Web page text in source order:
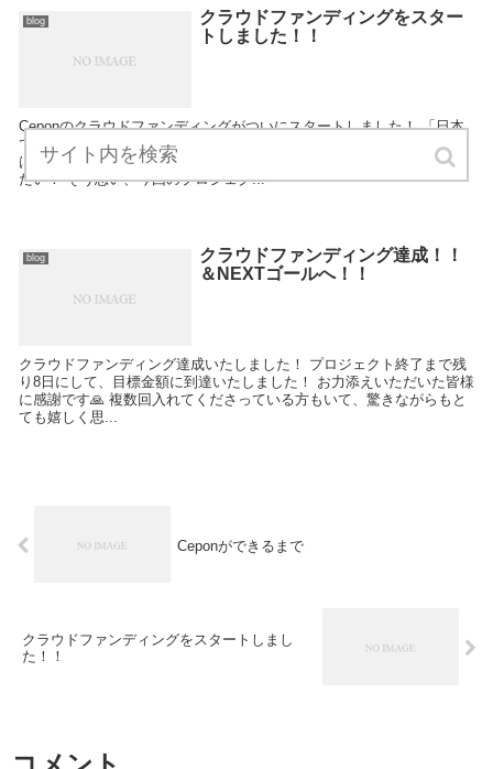
blog
クラウドファンディングをスター
トしました！！
Ceponのクラウドファンディングがついにスタートしました！ 「日本
でしたい12の体験」という事業を始めたい！しかし自分で知らなくて
は伝えることなんてできない。そこでまずは自分で日本文化を体験し
たい！ そう思い、今回のプロジェク...
blog
クラウドファンディング達成！！
＆NEXTゴールへ！！
クラウドファンディング達成いたしました！ プロジェクト終了まで残
り8日にして、目標金額に到達いたしました！ お力添えいただいた皆様
に感謝です🙏 複数回入れてくださっている方もいて、驚きながらもと
ても嬉しく思...
Ceponができるまで
クラウドファンディングをスタートしまし
た！！